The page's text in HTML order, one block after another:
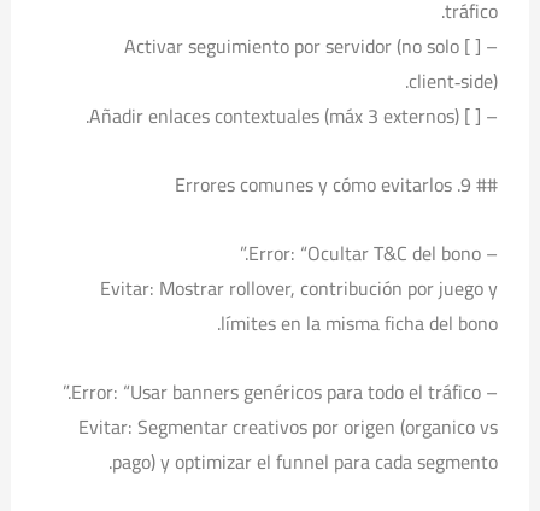
tráfico.
– [ ] Activar seguimiento por servidor (no solo
client‑side).
– [ ] Añadir enlaces contextuales (máx 3 externos).
## 9. Errores comunes y cómo evitarlos
– Error: “Ocultar T&C del bono.”
Evitar: Mostrar rollover, contribución por juego y
límites en la misma ficha del bono.
– Error: “Usar banners genéricos para todo el tráfico.”
Evitar: Segmentar creativos por origen (organico vs
pago) y optimizar el funnel para cada segmento.